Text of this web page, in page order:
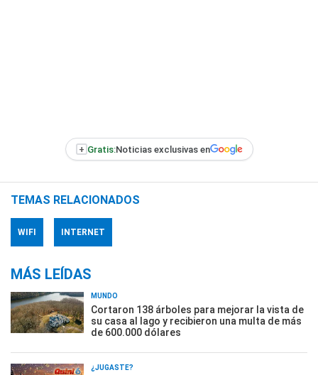
+ Gratis:Noticias exclusivas en
TEMAS RELACIONADOS
WIFI INTERNET
MÁS LEÍDAS
MUNDO
Cortaron 138 árboles para mejorar la vista de
su casa al lago y recibieron una multa de más
de 600.000 dólares
¿JUGASTE?